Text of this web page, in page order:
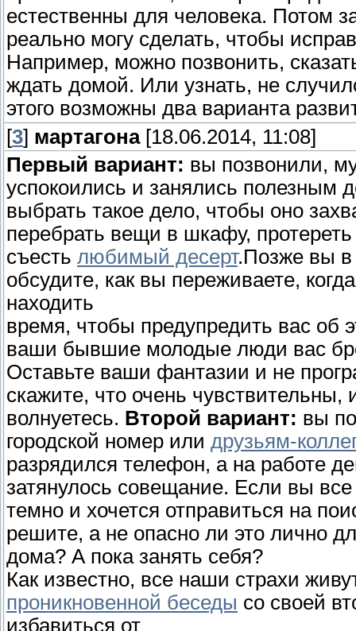
естественны для человека. Потом
реально могу сделать, чтобы
Например, можно позвонить,
ждать домой. Или узнать, не
этого возможны два варианта
[3] мартагона[18.06.2014, 11:08]
Первый вариант: вы позвонили,
успокоились и занялись полезным
выбрать такое дело, чтобы оно
перебрать вещи в шкафу,
съесть любимый десерт.Позже вы в
обсудите, как вы переживаете,
находить
время, чтобы предупредить вас об
ваши бывшие молодые люди вас
Оставьте ваши фантазии и не
скажите, что очень
волнуетесь. Второй вариант: вы
городской номер или друзьям-
разрядился телефон, а на работе
затянулось совещание. Если вы
темно и хочется отправиться на
решите, а не опасно ли это лично
дома? А пока занять себя?
Как известно, все наши страхи
проникновенной беседы со своей
избавиться от